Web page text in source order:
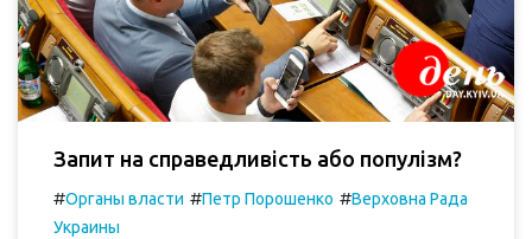
Запит на справедливість або популізм?
#Органы власти #Петр Порошенко #Верховна Рада
Украины